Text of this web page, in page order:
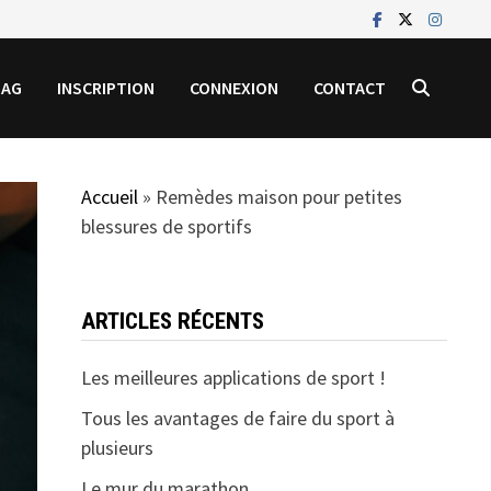
INSCRIPTION CONNEXION CONTACT
Accueil» Remèdes maison pour petites
blessures de sportifs
ARTICLES RÉCENTS
Les meilleures applications de sport !
Tous les avantages de faire du sport à
plusieurs